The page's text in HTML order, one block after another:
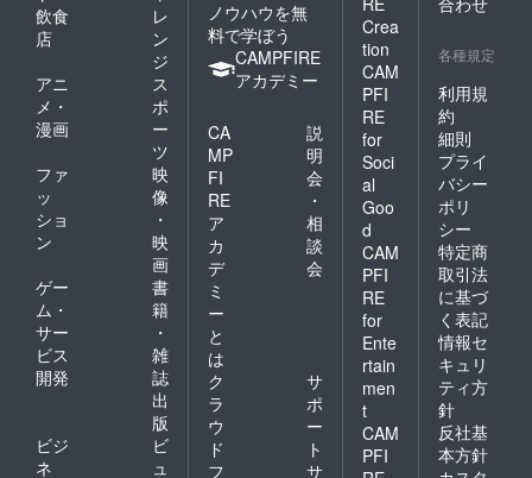
飲食
店
レ
ン
ジ
アニ
メ・
漫画
ス
ポ
ー
ツ
ファ
ッ
ショ
ン
映
像
・
映
画
ゲー
ム・
サー
ビス
開発
書
籍
・
雑
誌
出
版
ビジ
ネ
ビ
ュ
ノウハウを無
料で学ぼう
CAMPFIRE
アカデミー
CA
MP
FI
RE
ア
カ
デ
ミ
ー
と
は
説
明
会
・
相
談
会
ク
ラ
ウ
ド
フ
サ
ポ
ー
ト
サ
Crea
tion
CAM
PFI
RE
for
Soci
al
Goo
d
CAM
PFI
RE
for
Ente
rtain
men
t
CAM
PFI
各種規定
利用規
約
細則
プライ
バシー
ポリ
シー
特定商
取引法
に基づ
く表記
情報セ
キュリ
ティ方
針
反社基
本方針